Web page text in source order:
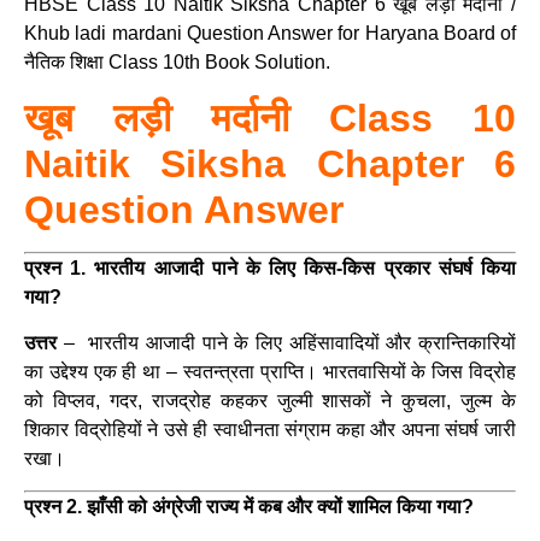
HBSE Class 10 Naitik Siksha Chapter 6 खूब लड़ी मर्दानी /
Khub ladi mardani Question Answer for Haryana Board of
नैतिक शिक्षा Class 10th Book Solution.
खूब लड़ी मर्दानी Class 10
Naitik Siksha Chapter 6
Question Answer
प्रश्न 1. भारतीय आजादी पाने के लिए किस-किस प्रकार संघर्ष किया
गया?
उत्तर – भारतीय आजादी पाने के लिए अहिंसावादियों और क्रान्तिकारियों
का उद्देश्य एक ही था – स्वतन्त्रता प्राप्ति। भारतवासियों के जिस विद्रोह
को विप्लव, गदर, राजद्रोह कहकर जुल्मी शासकों ने कुचला, जुल्म के
शिकार विद्रोहियों ने उसे ही स्वाधीनता संग्राम कहा और अपना संघर्ष जारी
रखा।
प्रश्न 2. झाँसी को अंग्रेजी राज्य में कब और क्यों शामिल किया गया?